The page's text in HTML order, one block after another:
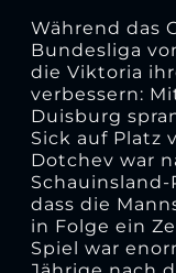
Während das
Bundesliga
die Viktoria
verbessern:
Duisburg
Sick auf Platz
Dotchev war
dass die
in Folge ein
Spiel war